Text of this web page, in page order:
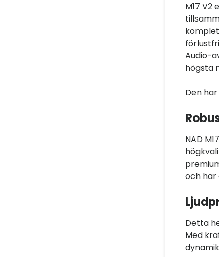
M17 V2
Audio-
högsta
Den
NAD
och har
Detta
Med